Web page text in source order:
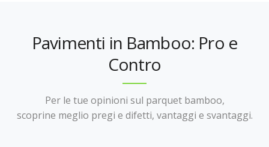
Pavimenti in Bamboo: Pro e
Contro
Per le tue opinioni sul parquet bamboo,
scoprine meglio pregi e difetti, vantaggi e svantaggi.